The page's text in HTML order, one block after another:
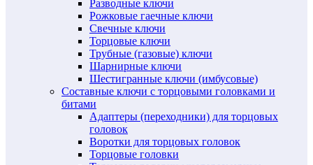
Разводные ключи
Рожковые гаечные ключи
Свечные ключи
Торцовые ключи
Трубные (газовые) ключи
Шарнирные ключи
Шестигранные ключи (имбусовые)
Составные ключи с торцовыми головками и
битами
Адаптеры (переходники) для торцовых
головок
Воротки для торцовых головок
Торцовые головки